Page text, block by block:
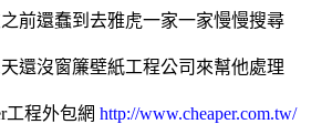
前還蠢到去雅虎一家一家慢慢搜尋
還沒窗簾壁紙工程公司來幫他處理
工程外包網 http://www.cheaper.com.tw/